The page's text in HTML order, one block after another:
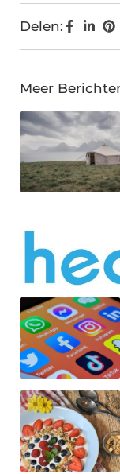
Delen:
Meer